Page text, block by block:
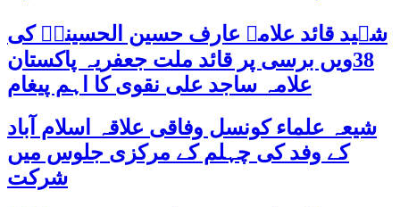
شہید قائد علامہ عارف حسین الحسینیؒ کی
38ویں برسی پر قائد ملت جعفریہ پاکستان
علامہ ساجد علی نقوی کا اہم پیغام
شیعہ علماء کونسل وفاقی علاقہ اسلام آباد
کے وفد کی چہلم کے مرکزی جلوس میں
شرکت